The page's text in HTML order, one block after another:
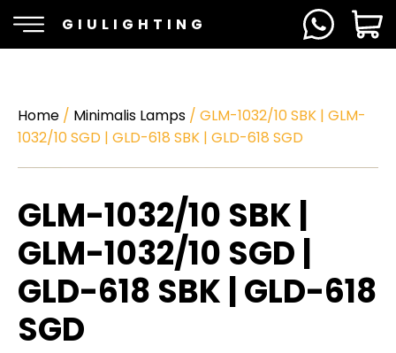
GIULIGHTING
Home / Minimalis Lamps / GLM-1032/10 SBK | GLM-
1032/10 SGD | GLD-618 SBK | GLD-618 SGD
GLM-1032/10 SBK |
GLM-1032/10 SGD |
GLD-618 SBK | GLD-618
SGD